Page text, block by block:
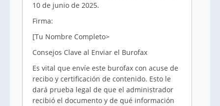
10 de junio de 2025.
Firma:
[Tu Nombre Completo>
Consejos Clave al Enviar el Burofax
Es vital que envíe este burofax con acuse de
recibo y certificación de contenido. Esto le
dará prueba legal de que el administrador
recibió el documento y de qué información